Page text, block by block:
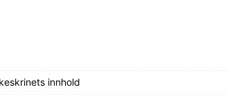
innhold